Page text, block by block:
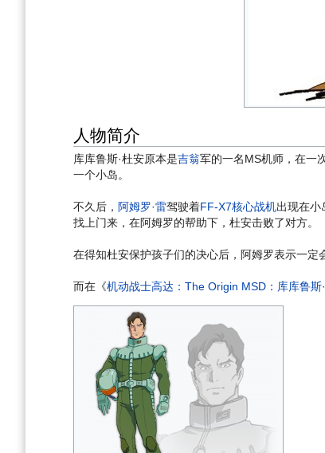
人物简介
库库鲁斯·杜安原本是吉翁军的一名MS机师，在一
一个小岛。
不久后， 阿姆罗·雷驾驶着FF-X7核心战机出现在小
找上门来，在阿姆罗的帮助下，杜安击败了对方。
在得知杜安保护孩子们的决心后，阿姆罗表示一定
而在《机动战士高达：The Origin MSD：库库鲁斯